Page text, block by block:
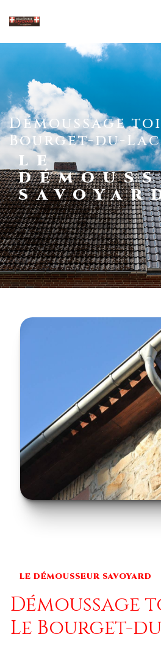
démoussage toiture Le
Bourget-du-Lac
LE
LE DÉMOUSSEUR SAVOYARD
démoussage toiture à
Le Bourget-